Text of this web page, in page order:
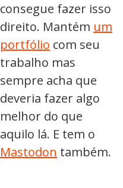
consegue fazer isso
direito. Mantém um
portfólio com seu
trabalho mas
sempre acha que
deveria fazer algo
melhor do que
aquilo lá. E tem o
Mastodon também.